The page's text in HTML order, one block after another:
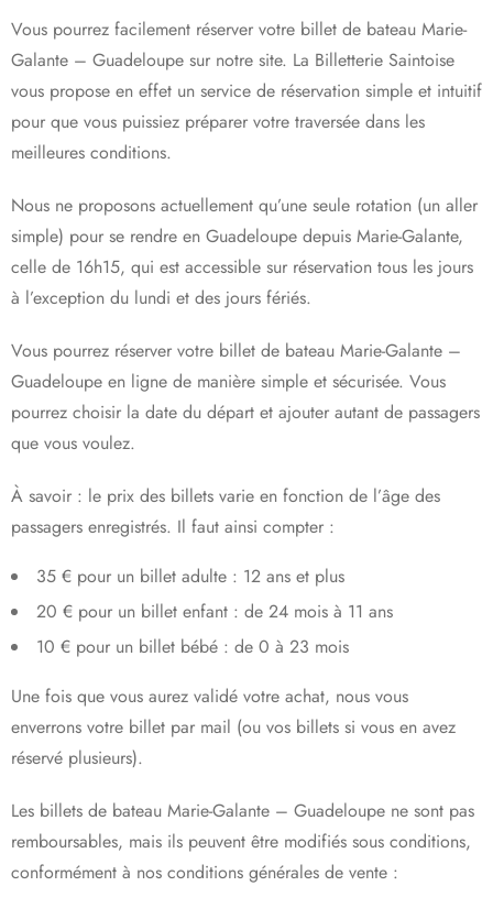
Vous pourrez facilement réserver votre billet de bateau Marie-
Galante – Guadeloupe sur notre site. La Billetterie Saintoise
vous propose en effet un service de réservation simple et intuitif
pour que vous puissiez préparer votre traversée dans les
meilleures conditions.
Nous ne proposons actuellement qu’une seule rotation (un aller
simple) pour se rendre en Guadeloupe depuis Marie-Galante,
celle de 16h15, qui est accessible sur réservation tous les jours
à l’exception du lundi et des jours fériés.
Vous pourrez réserver votre billet de bateau Marie-Galante –
Guadeloupe en ligne de manière simple et sécurisée. Vous
pourrez choisir la date du départ et ajouter autant de passagers
que vous voulez.
À savoir : le prix des billets varie en fonction de l’âge des
passagers enregistrés. Il faut ainsi compter :
35 € pour un billet adulte : 12 ans et plus
20 € pour un billet enfant : de 24 mois à 11 ans
10 € pour un billet bébé : de 0 à 23 mois
Une fois que vous aurez validé votre achat, nous vous
enverrons votre billet par mail (ou vos billets si vous en avez
réservé plusieurs).
Les billets de bateau Marie-Galante – Guadeloupe ne sont pas
remboursables, mais ils peuvent être modifiés sous conditions,
conformément à nos conditions générales de vente :